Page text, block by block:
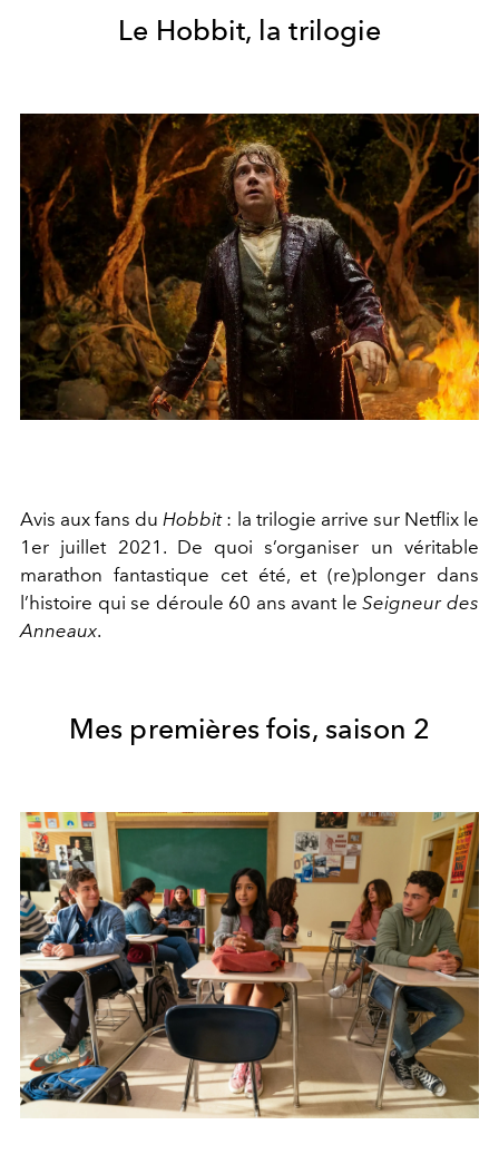
Le Hobbit, la trilogie
Avis aux fans duHobbit: la trilogie arrive sur Netflix le
1er juillet 2021. De quoi s’organiser un véritable
marathon fantastique cet été, et (re)plonger dans
l’histoire qui se déroule 60 ans avant leSeigneur des
Anneaux.
Mes premières fois, saison 2